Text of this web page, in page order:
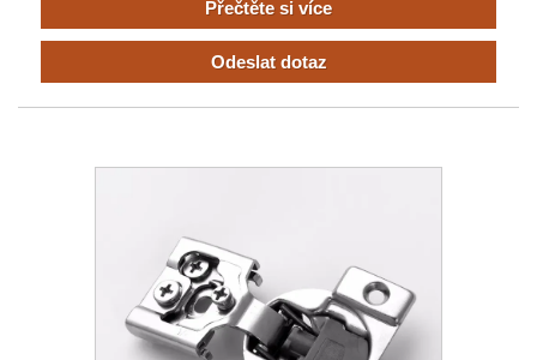
Přečtěte si více
Odeslat dotaz